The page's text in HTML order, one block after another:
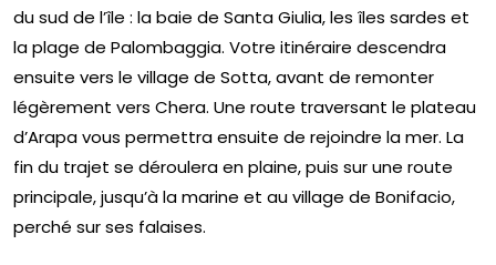
du sud de l’île : la baie de Santa Giulia, les îles sardes et
la plage de Palombaggia. Votre itinéraire descendra
ensuite vers le village de Sotta, avant de remonter
légèrement vers Chera. Une route traversant le plateau
d’Arapa vous permettra ensuite de rejoindre la mer. La
fin du trajet se déroulera en plaine, puis sur une route
principale, jusqu’à la marine et au village de Bonifacio,
perché sur ses falaises.